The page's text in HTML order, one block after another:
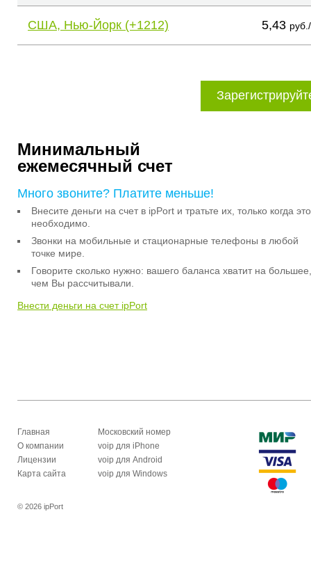
США, Нью-Йорк (+1212) 5,43
Минимальный
ежемесячный счет
Много звоните? Платите меньше!
Внесите деньги на счет в ipPort и тратьте их, только когда это
необходимо.
Звонки на мобильные и стационарные телефоны в любой
точке мире.
Говорите сколько нужно: вашего баланса хватит на большее,
чем Вы рассчитывали.
Внести деньги на счет ipPort
Главная
О компании
Лицензии
Карта сайта
Московский номер
voip для iPhone
voip для Android
voip для Windows
© 2026 ipPort